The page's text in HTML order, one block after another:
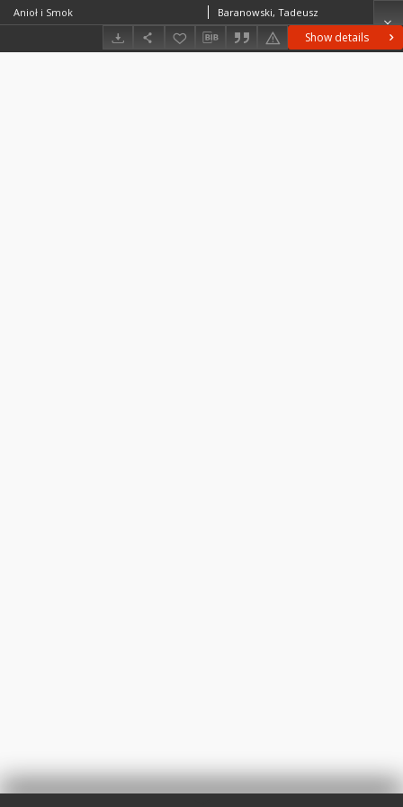
Show details
Anioł i Smok Baranowski, Tadeusz